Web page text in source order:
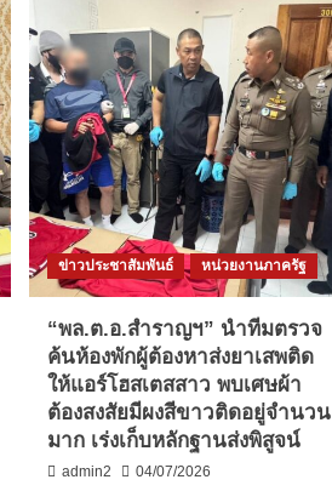
ข่าวประชาสัมพันธ์ หน่วยงานภาครัฐ
“พล.ต.อ.สำราญฯ” นำทีมตรวจ
ค้นห้องพักผู้ต้องหาส่งยาเสพติด
ให้แอร์โฮสเตสสาว พบเศษผ้า
ต้องสงสัยมีผงสีขาวติดอยู่จำนวน
มาก เร่งเก็บหลักฐานส่งพิสูจน์
admin2
04/07/2026